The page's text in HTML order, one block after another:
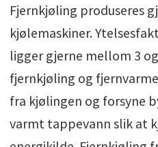
Ida Bryn, fagdirektør
Multiconsult
Audun Brenne, leder
Varme
Fjernkjøling produseres
kjølemaskiner.
ligger gjerne mellom 3
fjernkjøling og
fra kjølingen og forsyne
varmt tappevann slik at